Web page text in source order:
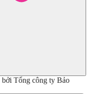
bởi Tổng công ty Bảo